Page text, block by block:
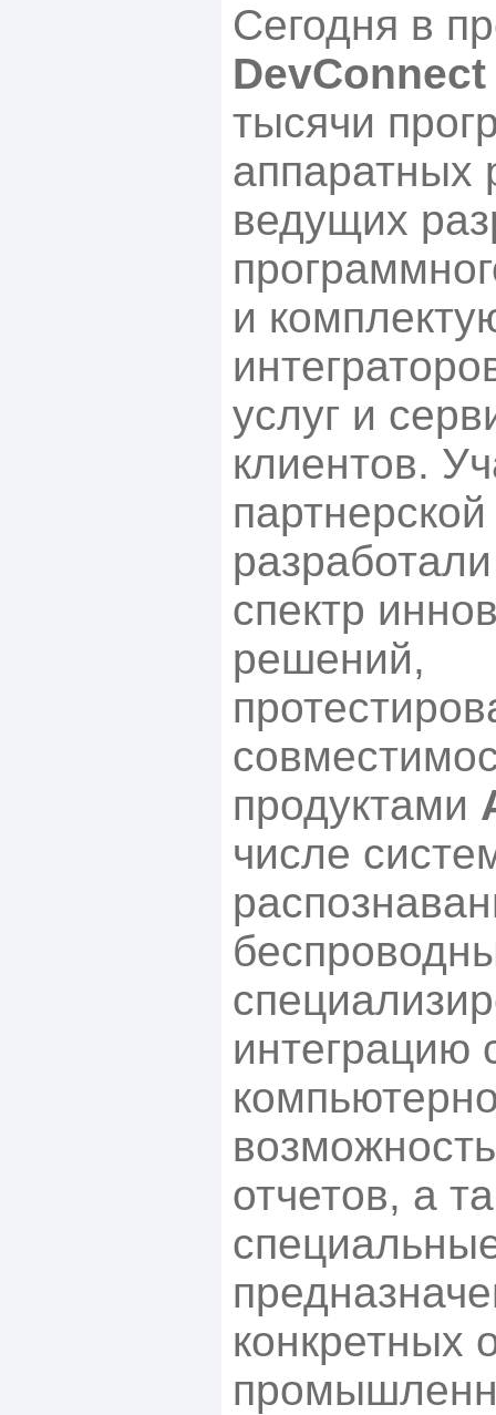
Сегодня в
DevConnect
тысячи
аппаратных
ведущих
и
услуг и
клиентов.
спектр
решений,
продуктами
числе
интеграцию
отчетов, а
конкретных